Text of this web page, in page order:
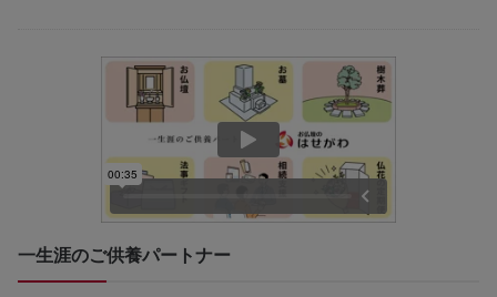
一生涯のご供養パートナー